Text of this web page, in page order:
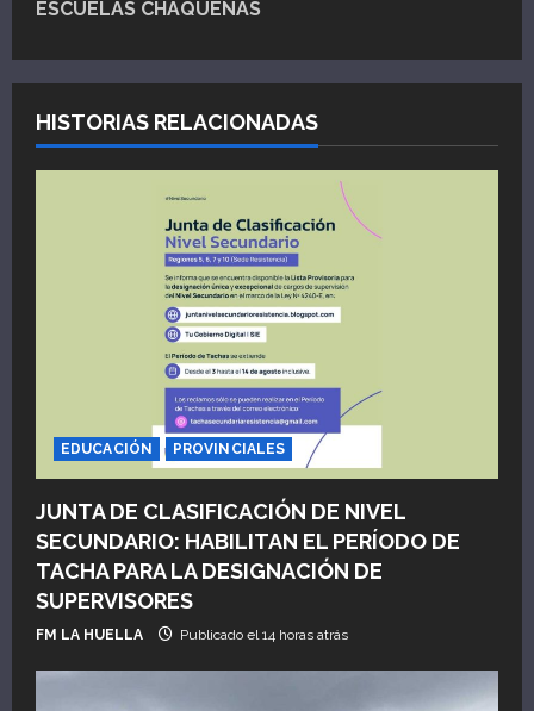
a
c
i
ó
t
r
a
d
a
ESCUELAS CHAQUEÑAS
HISTORIAS RELACIONADAS
EDUCACIÓN PROVINCIALES
JUNTA DE CLASIFICACIÓN DE NIVEL
SECUNDARIO: HABILITAN EL PERÍODO DE
TACHA PARA LA DESIGNACIÓN DE
SUPERVISORES
FM LA HUELLA Publicado el 14 horas atrás